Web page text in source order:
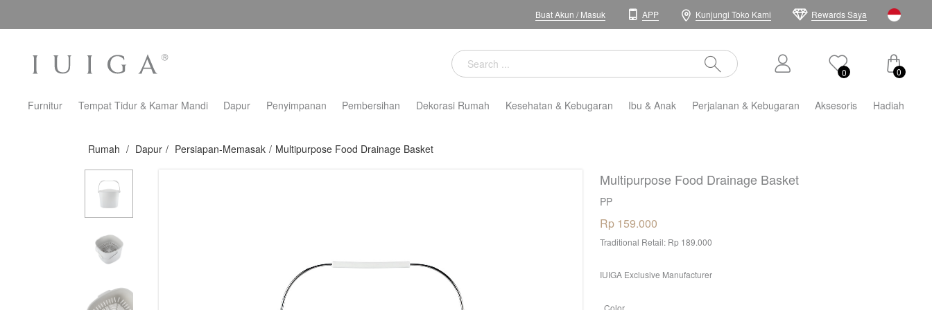
Buat Akun /Masuk APP Kunjungi Toko Kami Rewards Saya
0 0
Furnitur Tempat Tidur & Kamar Mandi Dapur Penyimpanan Pembersihan Dekorasi Rumah Kesehatan & Kebugaran Ibu & Anak Perjalanan & Kebugaran Aksesoris Hadiah
Rumah / Dapur / Persiapan-Memasak / Multipurpose Food Drainage Basket
Multipurpose Food Drainage Basket
PP
Rp 159.000
Traditional Retail: Rp 189.000
IUIGA Exclusive Manufacturer
Color